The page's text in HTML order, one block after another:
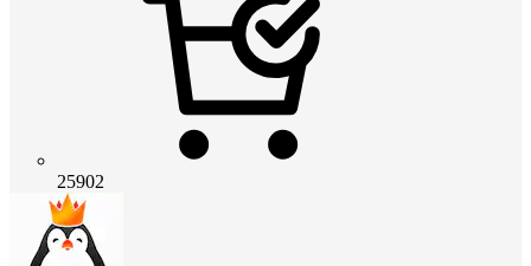
25902